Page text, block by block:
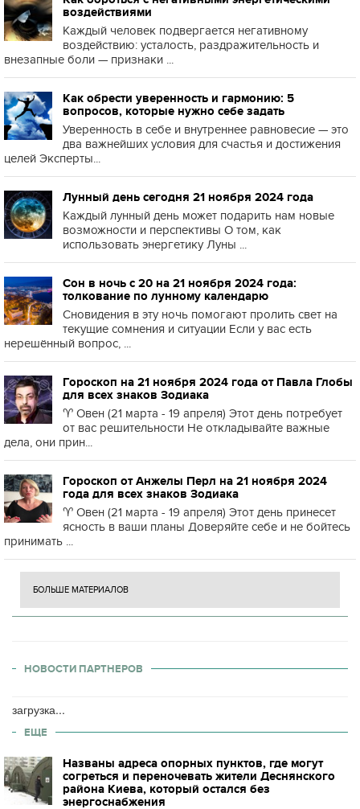
воздействиями
Каждый человек подвергается негативному
воздействию: усталость, раздражительность и
внезапные боли — признаки ...
Как обрести уверенность и гармонию: 5
вопросов, которые нужно себе задать
Уверенность в себе и внутреннее равновесие — это
два важнейших условия для счастья и достижения
целей Эксперты...
Лунный день сегодня 21 ноября 2024 года
Каждый лунный день может подарить нам новые
возможности и перспективы О том, как
использовать энергетику Луны ...
Сон в ночь с 20 на 21 ноября 2024 года:
толкование по лунному календарю
Сновидения в эту ночь помогают пролить свет на
текущие сомнения и ситуации Если у вас есть
нерешённый вопрос, ...
Гороскоп на 21 ноября 2024 года от Павла Глобы
для всех знаков Зодиака
♈️ Овен (21 марта - 19 апреля) Этот день потребует
от вас решительности Не откладывайте важные
дела, они прин...
Гороскоп от Анжелы Перл на 21 ноября 2024
года для всех знаков Зодиака
♈️ Овен (21 марта - 19 апреля) Этот день принесет
ясность в ваши планы Доверяйте себе и не бойтесь
принимать ...
БОЛЬШЕ МАТЕРИАЛОВ
НОВОСТИ ПАРТНЕРОВ
загрузка...
ЕЩЕ
Названы адреса опорных пунктов, где могут
согреться и переночевать жители Деснянского
района Киева, который остался без
энергоснабжения